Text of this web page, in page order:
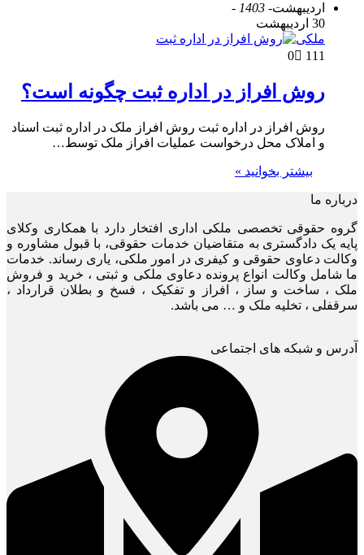
اردیبهشت- 1403 -
30 اردیبهشت
ملکی
0
111
روش افراز در اداره ثبت چگونه است؟
روش افراز در اداره ثبت روش افراز ملک در اداره ثبت اسناد
و املاک محل درخواست عملیات افراز ملک توسط…
بیشتر بخوانید »
درباره ما
گروه حقوقی تخصصی ملکی اداری افتخار دارد با همکاری وکلای
پایه یک دادگستری به متقاضیان خدمات حقوقی، با قبول مشاوره و
وکالت دعاوی حقوقی و کیفری در امور ملکی، یاری رساند. خدمات
ما شامل وکالت انواع پرونده دعاوی ملکی و ثبتی ، خرید و فروش
ملک ، ساخت و ساز ، افراز و تفکیک ، فسخ و بطلان قرارداد ،
سرقفلی ، تخلیه ملک و … می باشد.
آدرس و شبکه های اجتماعی